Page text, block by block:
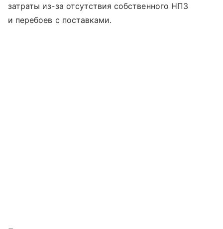
затраты из-за отсутствия собственного НПЗ
и перебоев с поставками.